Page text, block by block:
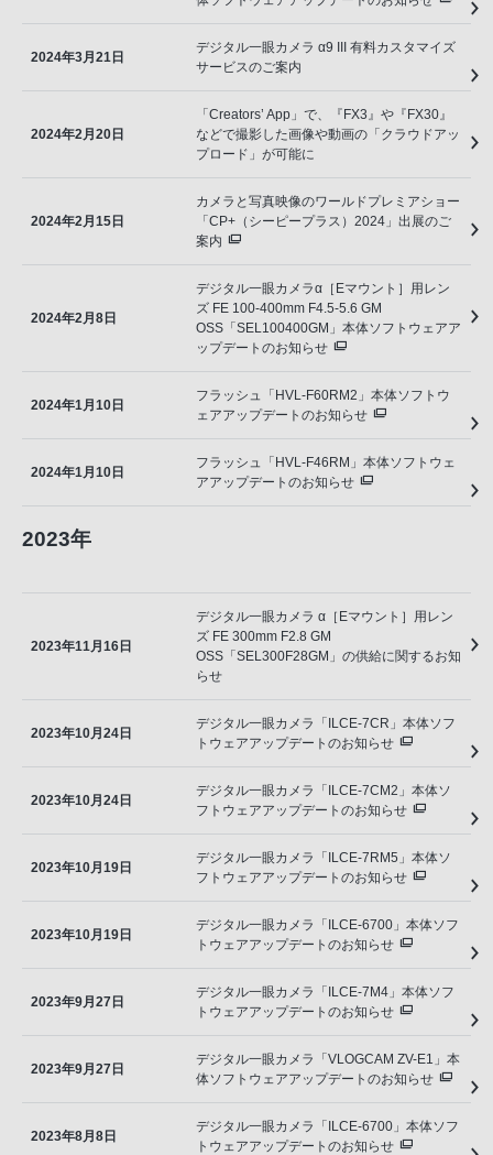
2024年3月21日
デジタル一眼カメラ α9 III 有料カスタマイズ
サービスのご案内
2024年2月20日
「Creators’ App」で、『FX3』や『FX30』
などで撮影した画像や動画の「クラウドアッ
プロード」が可能に
2024年2月15日
カメラと写真映像のワールドプレミアショー
「CP+（シーピープラス）2024」出展のご
案内
2024年2月8日
デジタル一眼カメラα［Eマウント］用レン
ズ FE 100-400mm F4.5-5.6 GM
OSS「SEL100400GM」本体ソフトウェアア
ップデートのお知らせ
2024年1月10日
フラッシュ「HVL-F60RM2」本体ソフトウ
ェアアップデートのお知らせ
2024年1月10日
フラッシュ「HVL-F46RM」本体ソフトウェ
アアップデートのお知らせ
2023年
2023年11月16日
デジタル一眼カメラ α［Eマウント］用レン
ズ FE 300mm F2.8 GM
OSS「SEL300F28GM」の供給に関するお知
らせ
2023年10月24日
デジタル一眼カメラ「ILCE-7CR」本体ソフ
トウェアアップデートのお知らせ
2023年10月24日
デジタル一眼カメラ「ILCE-7CM2」本体ソ
フトウェアアップデートのお知らせ
2023年10月19日
デジタル一眼カメラ「ILCE-7RM5」本体ソ
フトウェアアップデートのお知らせ
2023年10月19日
デジタル一眼カメラ「ILCE-6700」本体ソフ
トウェアアップデートのお知らせ
2023年9月27日
デジタル一眼カメラ「ILCE-7M4」本体ソフ
トウェアアップデートのお知らせ
2023年9月27日
デジタル一眼カメラ「VLOGCAM ZV-E1」本
体ソフトウェアアップデートのお知らせ
2023年8月8日
デジタル一眼カメラ「ILCE-6700」本体ソフ
トウェアアップデートのお知らせ